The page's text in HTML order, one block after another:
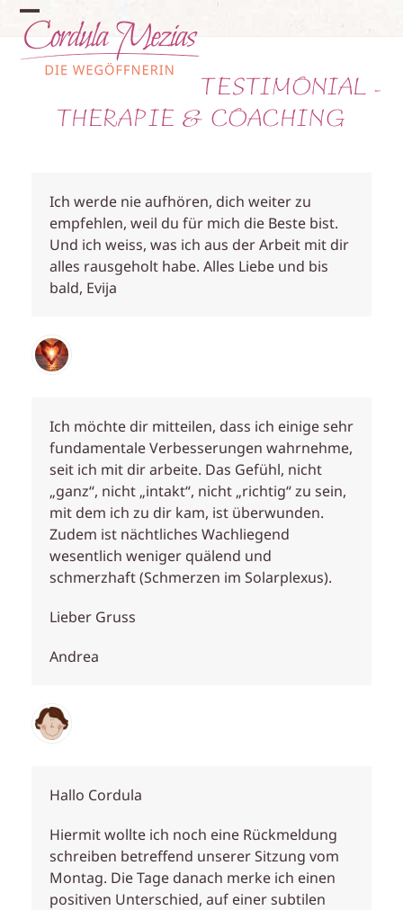
Skip
content
Open
mobile
Close
mobile
TESTIMONIAL -
THERAPIE & COACHING
Ich werde nie aufhören, dich weiter zu
empfehlen, weil du für mich die Beste bist.
Und ich weiss, was ich aus der Arbeit mit dir
alles rausgeholt habe. Alles Liebe und bis
bald, Evija
Ich möchte dir mitteilen, dass ich einige sehr
fundamentale Verbesserungen wahrnehme,
seit ich mit dir arbeite. Das Gefühl, nicht
„ganz“, nicht „intakt“, nicht „richtig“ zu sein,
mit dem ich zu dir kam, ist überwunden.
Zudem ist nächtliches Wachliegend
wesentlich weniger quälend und
schmerzhaft (Schmerzen im Solarplexus).
Lieber Gruss
Andrea
Hallo Cordula
Hiermit wollte ich noch eine Rückmeldung
schreiben betreffend unserer Sitzung vom
Montag. Die Tage danach merke ich einen
positiven Unterschied, auf einer subtilen